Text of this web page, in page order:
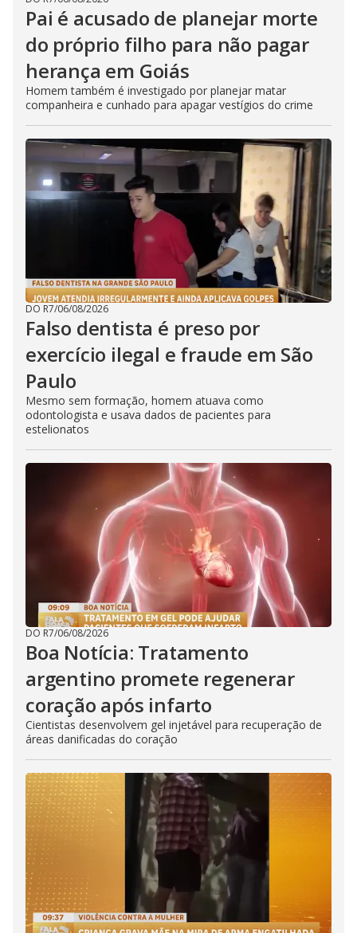
Pai é acusado de planejar morte
do próprio filho para não pagar
herança em Goiás
Homem também é investigado por planejar matar
companheira e cunhado para apagar vestígios do crime
DO R7/06/08/2026
Falso dentista é preso por
exercício ilegal e fraude em São
Paulo
Mesmo sem formação, homem atuava como
odontologista e usava dados de pacientes para
estelionatos
DO R7/06/08/2026
Boa Notícia: Tratamento
argentino promete regenerar
coração após infarto
Cientistas desenvolvem gel injetável para recuperação de
áreas danificadas do coração